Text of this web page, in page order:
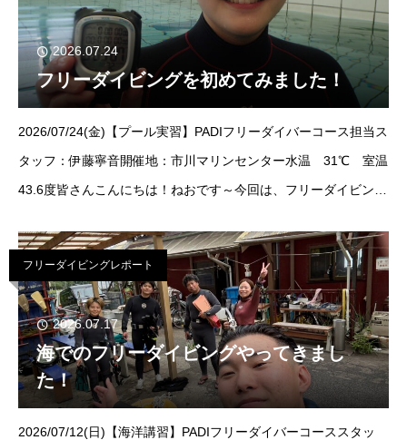
2026.07.24
フリーダイビングを初めてみました！
2026/07/24(金)【プール実習】PADIフリーダイバーコース担当ス
タッフ：伊藤寧音開催地：市川マリンセンター水温 31℃ 室温
43.6度皆さんこんにちは！ねおです～今回は、フリーダイビング
ました！
フリーダイビングレポート
2026.07.17
海でのフリーダイビングやってきまし
た！
2026/07/12(日)【海洋講習】PADIフリーダイバーコーススタッ